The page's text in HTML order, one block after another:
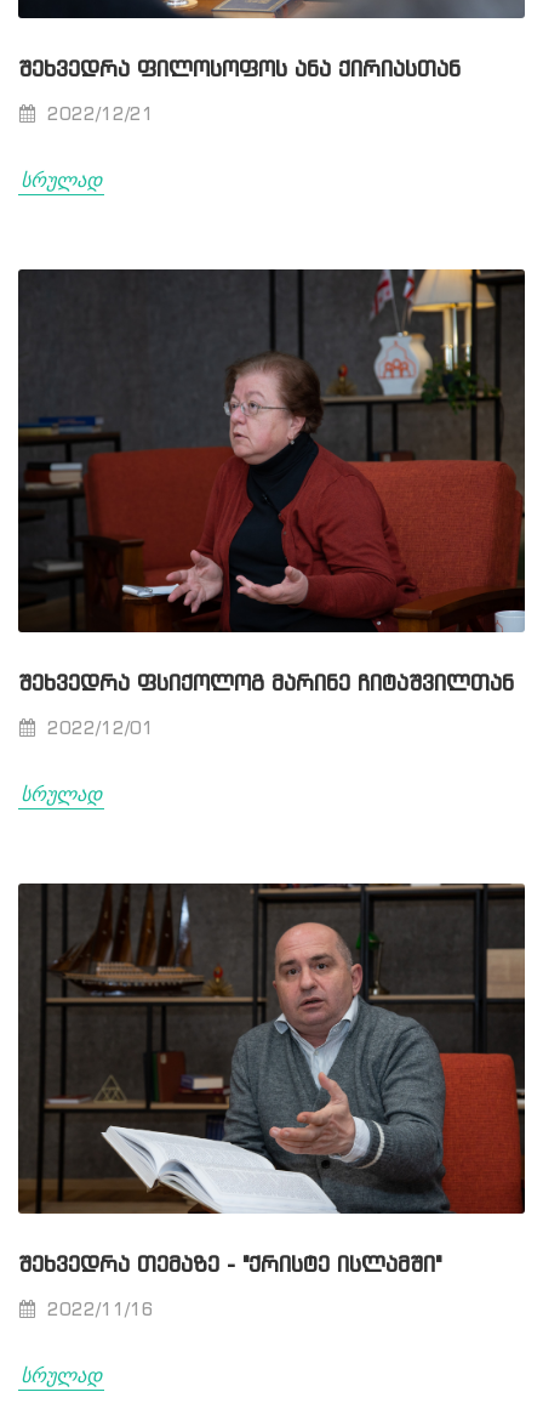
ᲨᲔᲮᲕᲔᲓᲠᲐ ᲤᲘᲚᲝᲡᲝᲤᲝᲡ ᲐᲜᲐ ᲥᲘᲠᲘᲐᲡᲗᲐᲜ
2022/12/21
სრულად
ᲨᲔᲮᲕᲔᲓᲠᲐ ᲤᲡᲘᲥᲝᲚᲝᲒ ᲛᲐᲠᲘᲜᲔ ᲩᲘᲢᲐᲨᲕᲘᲚᲗᲐᲜ
2022/12/01
სრულად
ᲨᲔᲮᲕᲔᲓᲠᲐ ᲗᲔᲛᲐᲖᲔ - "ᲥᲠᲘᲡᲢᲔ ᲘᲡᲚᲐᲛᲨᲘ"
2022/11/16
სრულად